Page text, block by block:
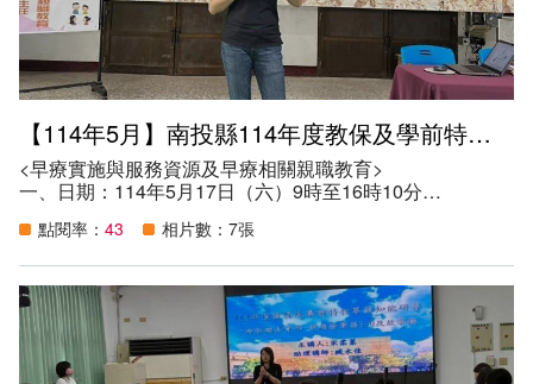
【114年5月】南投縣114年度教保及學前特教專業知能研習
<早療實施與服務資源及早療相關親職教育>
一、日期：114年5月17日（六）9時至16時10分
三、講師：黃凱琳主任
四、參加資格：
（一）本縣學前特殊教育教師（務必參加）。
（二）本縣教保服務人員、特教學生助理人員、教師助理員
及特教相關專業人員及家長。
五、目的：
（一）提升本縣教保服務人員認識身心障礙幼兒身心特質及
點閱率： 43 相片數：7張